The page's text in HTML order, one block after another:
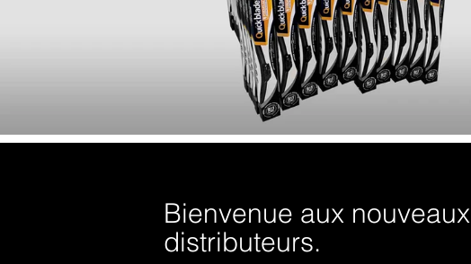
Bienvenue aux nouveaux
distributeurs.